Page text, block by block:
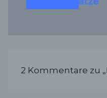
2 Kommentare zu